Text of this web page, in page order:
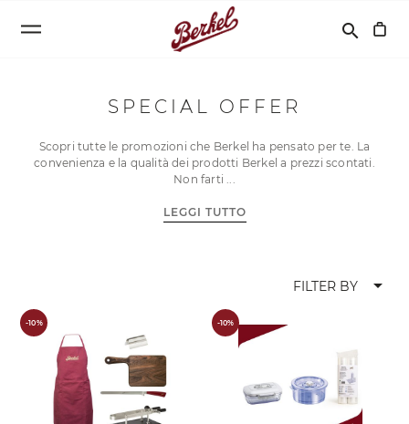
Cerca
search
SPECIAL OFFER
Scopri tutte le promozioni che Berkel ha pensato per te. La
convenienza e la qualità dei prodotti Berkel a prezzi scontati.
Non farti
LEGGI TUTTO
FILTER BY arrow_drop_down
-10% -10%